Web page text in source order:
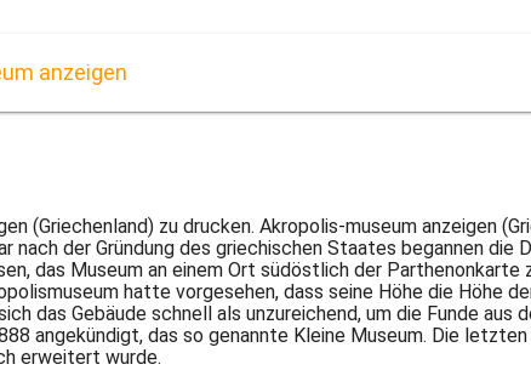
anzeigen
(Griechenland) zu drucken. Akropolis-museum anzeigen
nach der Gründung des griechischen Staates begannen die
das Museum an einem Ort südöstlich der Parthenonkarte
hatte vorgesehen, dass seine Höhe die Höhe
das Gebäude schnell als unzureichend, um die Funde aus
angekündigt, das so genannte Kleine Museum. Die
erweitert wurde.